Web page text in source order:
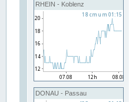
RHEIN - Koblenz
DONAU - Passau